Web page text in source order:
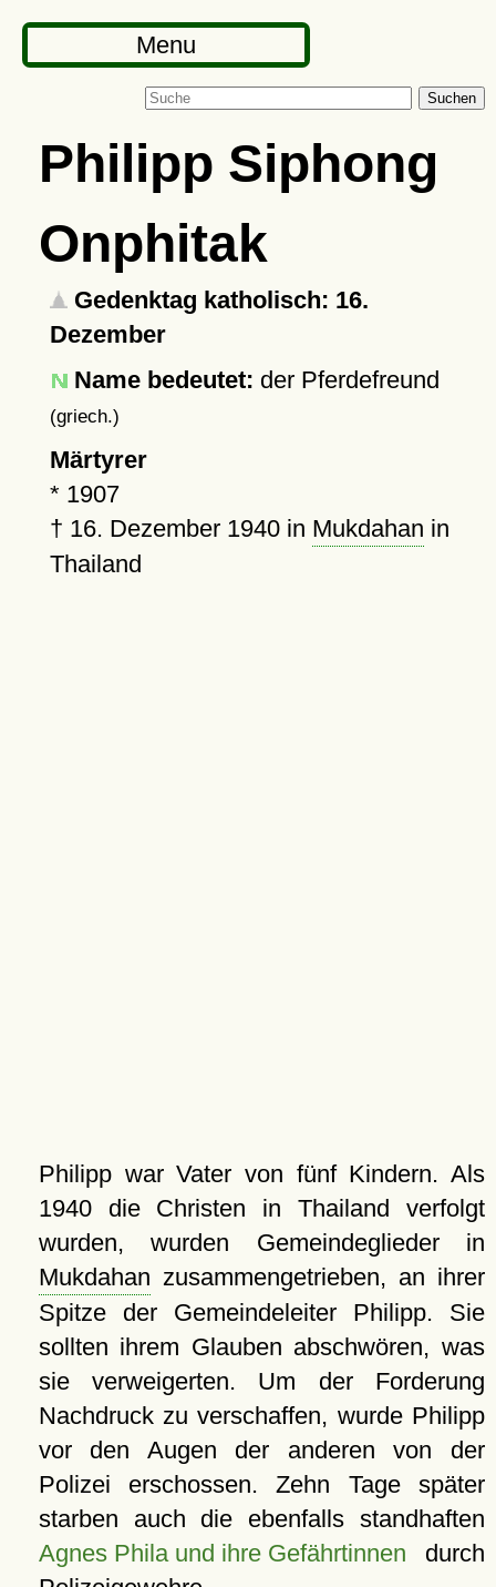
Menu
Suchen
Philipp Siphong
Onphitak
Gedenktag katholisch: 16.
Dezember
Name bedeutet: der Pferdefreund
(griech.)
Märtyrer
* 1907
† 16. Dezember 1940in Mukdahan in
Thailand
Philipp war Vater von fünf Kindern. Als
1940 die Christen in Thailand verfolgt
wurden, wurden Gemeindeglieder in
Mukdahan zusammengetrieben, an ihrer
Spitze der Gemeindeleiter Philipp. Sie
sollten ihrem Glauben abschwören, was
sie verweigerten. Um der Forderung
Nachdruck zu verschaffen, wurde Philipp
vor den Augen der anderen von der
Polizei erschossen. Zehn Tage später
starben auch die ebenfalls standhaften
Agnes Phila und ihre Gefährtinnen durch